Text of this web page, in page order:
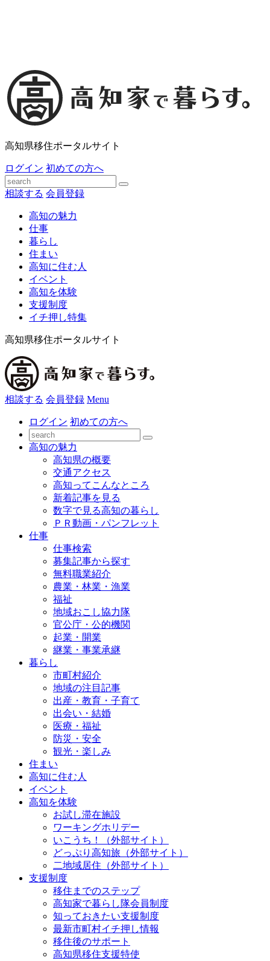
高知県移住ポータルサイト
ログイン 初めての方へ
相談する 会員登録
高知の魅力
仕事
暮らし
住まい
高知に住む人
イベント
高知を体験
支援制度
イチ押し特集
高知県移住ポータルサイト
相談する 会員登録 Menu
ログイン 初めての方へ
高知の魅力
高知県の概要
交通アクセス
高知ってこんなところ
新着記事を見る
数字で見る高知の暮らし
ＰＲ動画・パンフレット
仕事
仕事検索
募集記事から探す
無料職業紹介
農業・林業・漁業
福祉
地域おこし協力隊
官公庁・公的機関
起業・開業
継業・事業承継
暮らし
市町村紹介
地域の注目記事
出産・教育・子育て
出会い・結婚
医療・福祉
防災・安全
観光・楽しみ
住まい
高知に住む人
イベント
高知を体験
お試し滞在施設
ワーキングホリデー
いこうち！（外部サイト）
どっぷり高知旅（外部サイト）
二地域居住（外部サイト）
支援制度
移住までのステップ
高知家で暮らし隊会員制度
知っておきたい支援制度
最新市町村イチ押し情報
移住後のサポート
高知県移住支援特使